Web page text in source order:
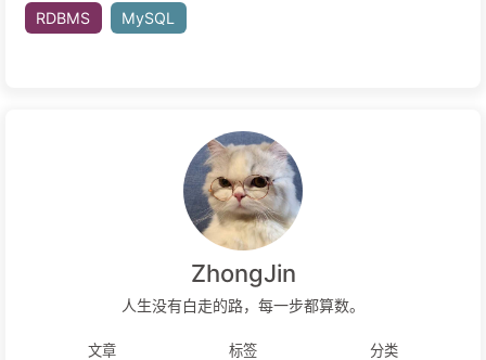
K8S 云原生
ZhongJin
人生没有白走的路，每一步都算数。
文章 标签 分类